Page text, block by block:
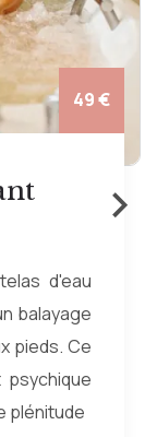
49 €
d'eau
balayage
pieds. Ce
plénitude
›